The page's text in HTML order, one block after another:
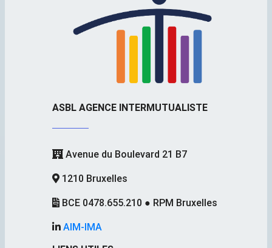
ASBL AGENCE INTERMUTUALISTE
Avenue du Boulevard 21 B7
1210 Bruxelles
BCE 0478.655.210 ● RPM Bruxelles
AIM-IMA